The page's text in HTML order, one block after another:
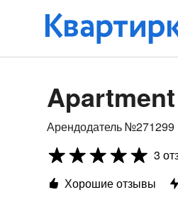
Арендодатель №271299
3
Хорошие отзывы